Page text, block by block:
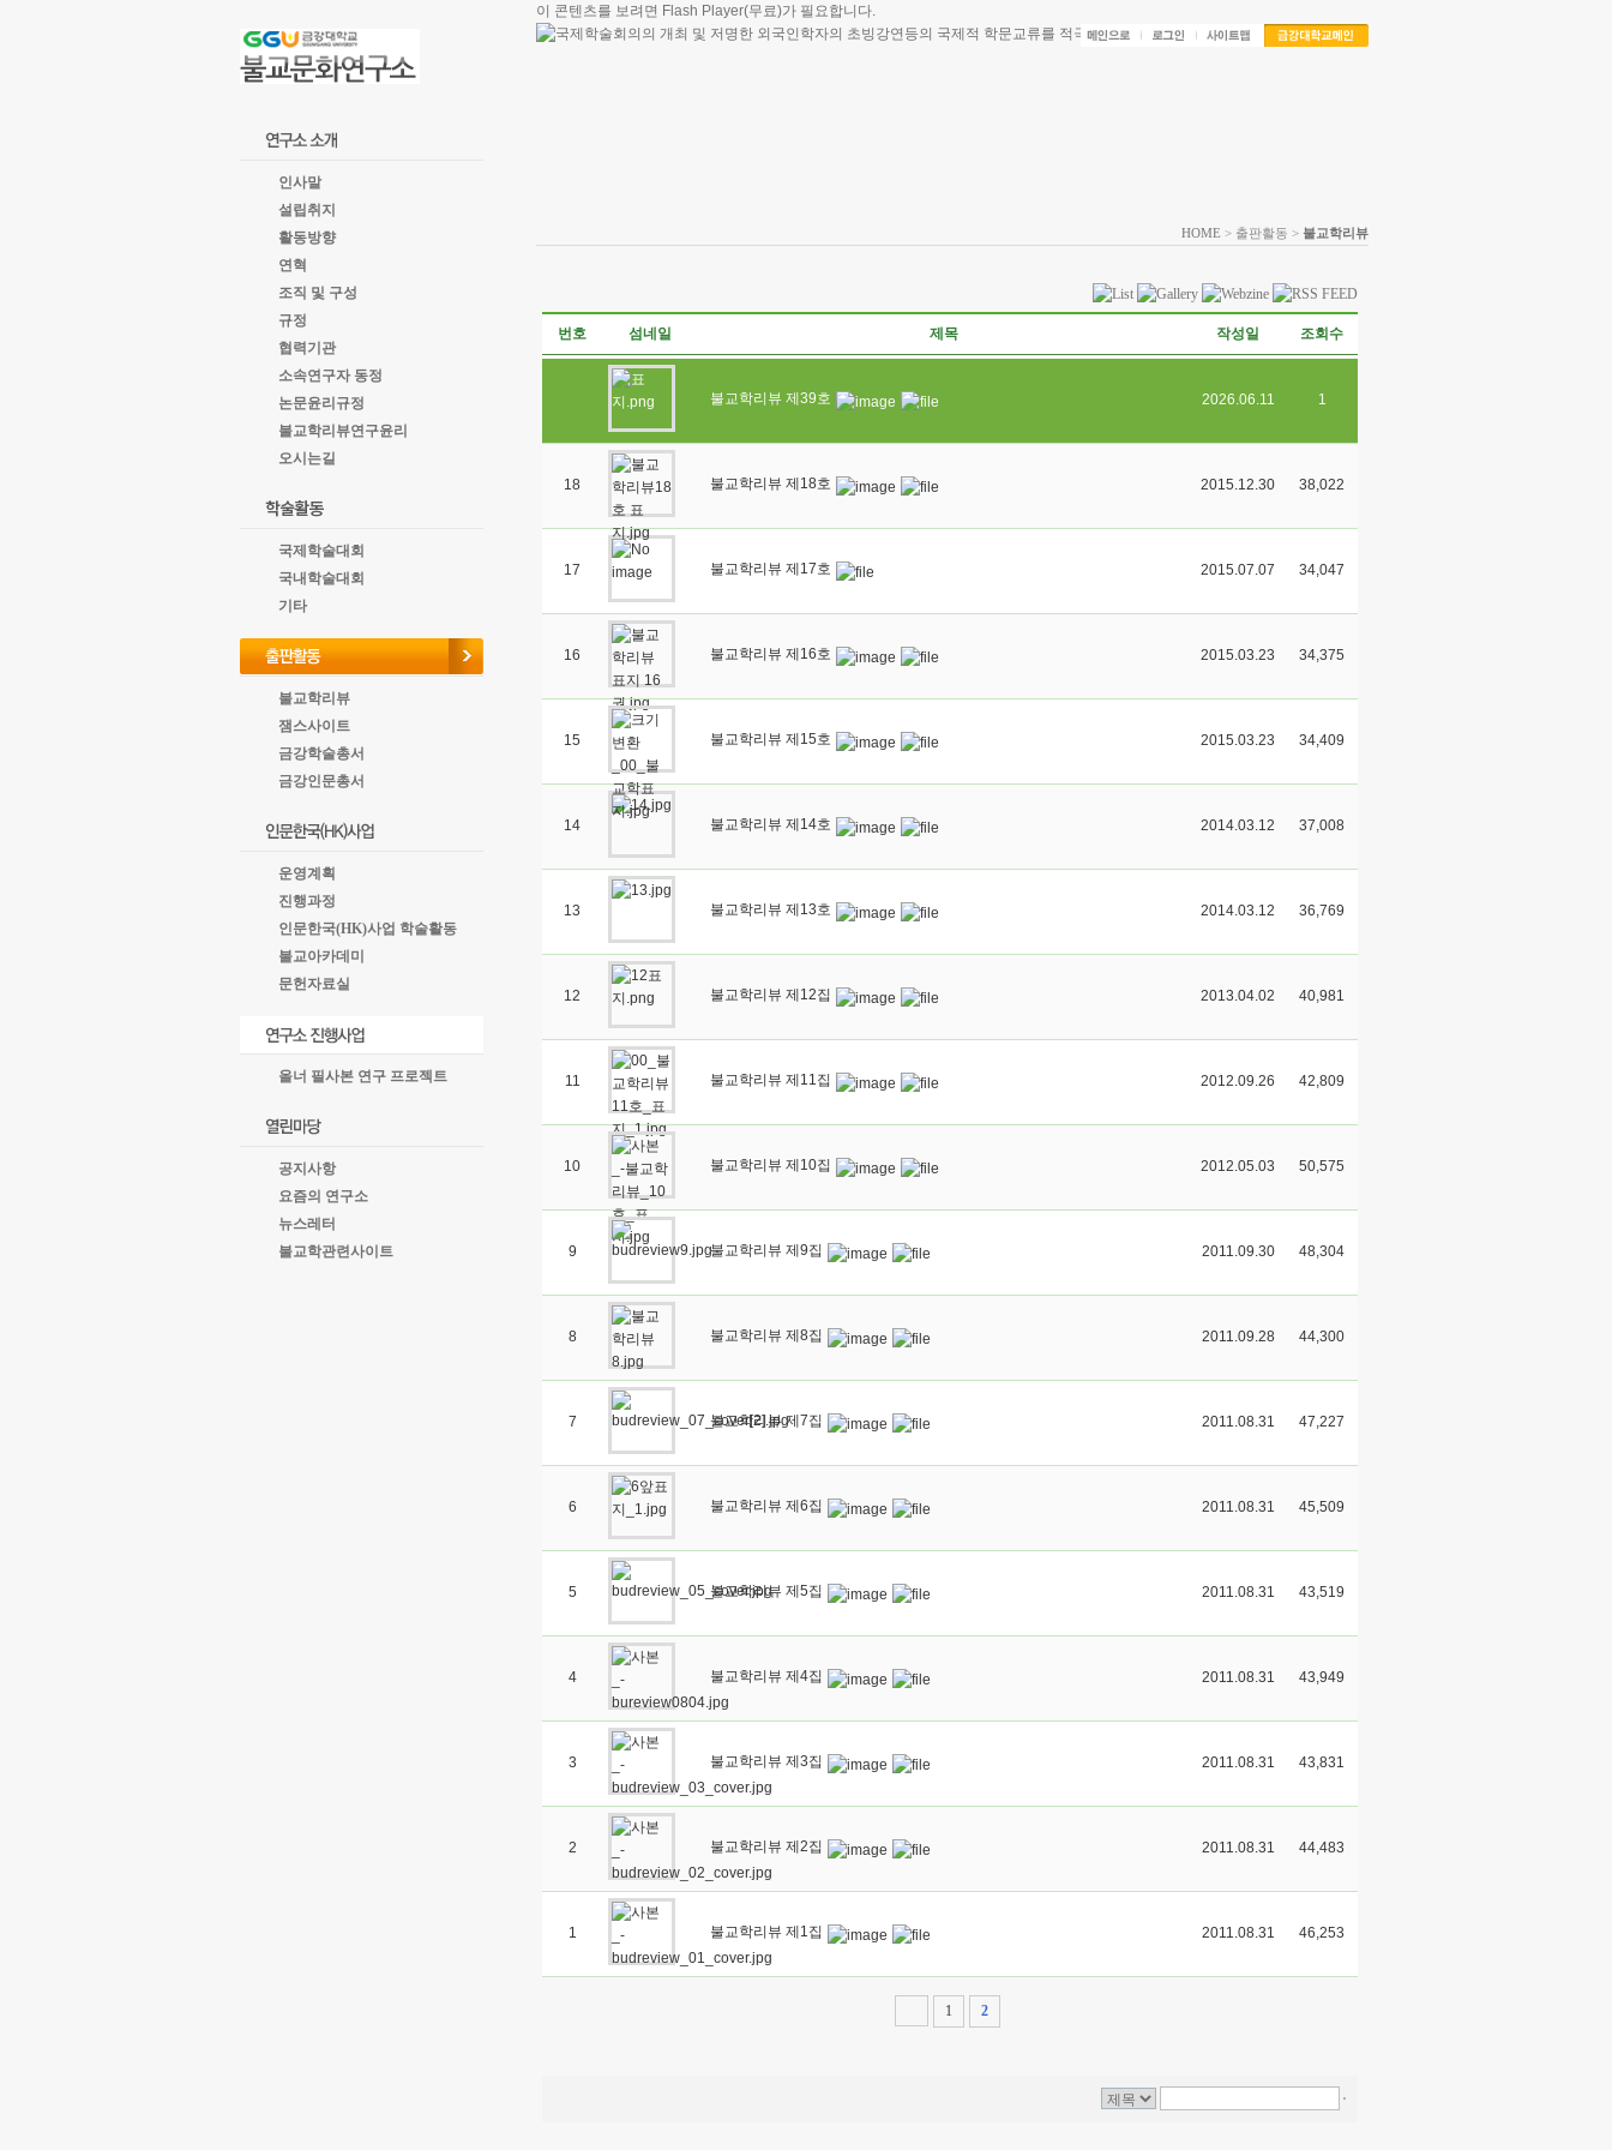
인사말
설립취지
활동방향
연혁
조직 및 구성
규정
협력기관
소속연구자 동정
논문윤리규정
불교학리뷰연구윤리
오시는길
국제학술대회
국내학술대회
기타
불교학리뷰
잼스사이트
금강학술총서
금강인문총서
운영계획
진행과정
인문한국(HK)사업 학술활동
불교아카데미
문헌자료실
올너 필사본 연구 프로젝트
공지사항
요즘의 연구소
뉴스레터
불교학관련사이트
이 콘텐츠를 보려면 Flash Player(무료)가 필요합니다.
HOME > 출판활동 > 불교학리뷰
번호 섬네일 제목 작성일 조회수
불교학리뷰 제39호 2026.06.11 1
18 불교학리뷰 제18호 2015.12.30 38,022
17 불교학리뷰 제17호 2015.07.07 34,047
16 불교학리뷰 제16호 2015.03.23 34,375
15 불교학리뷰 제15호 2015.03.23 34,409
14 불교학리뷰 제14호 2014.03.12 37,008
13 불교학리뷰 제13호 2014.03.12 36,769
12 불교학리뷰 제12집 2013.04.02 40,981
11 불교학리뷰 제11집 2012.09.26 42,809
10 불교학리뷰 제10집 2012.05.03 50,575
9 불교학리뷰 제9집 2011.09.30 48,304
8 불교학리뷰 제8집 2011.09.28 44,300
7 불교학리뷰 제7집 2011.08.31 47,227
6 불교학리뷰 제6집 2011.08.31 45,509
5 불교학리뷰 제5집 2011.08.31 43,519
4 불교학리뷰 제4집 2011.08.31 43,949
3 불교학리뷰 제3집 2011.08.31 43,831
2 불교학리뷰 제2집 2011.08.31 44,483
1 불교학리뷰 제1집 2011.08.31 46,253
1 2